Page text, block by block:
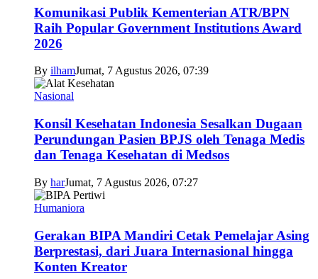
Komunikasi Publik Kementerian ATR/BPN
Raih Popular Government Institutions Award
2026
By ilhamJumat, 7 Agustus 2026, 07:39
Nasional
Konsil Kesehatan Indonesia Sesalkan Dugaan
Perundungan Pasien BPJS oleh Tenaga Medis
dan Tenaga Kesehatan di Medsos
By harJumat, 7 Agustus 2026, 07:27
Humaniora
Gerakan BIPA Mandiri Cetak Pemelajar Asing
Berprestasi, dari Juara Internasional hingga
Konten Kreator